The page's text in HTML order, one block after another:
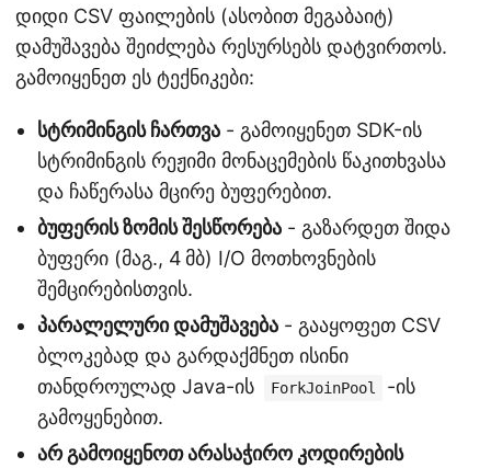
დიდი CSV ფაილების (ასობით მეგაბაიტ)
დამუშავება შეიძლება რესურსებს დატვირთოს.
გამოიყენეთ ეს ტექნიკები:
სტრიმინგის ჩართვა - გამოიყენეთ SDK-ის
სტრიმინგის რეჟიმი მონაცემების წაკითხვასა
და ჩაწერასა მცირე ბუფერებით.
ბუფერის ზომის შესწორება - გაზარდეთ შიდა
ბუფერი (მაგ., 4 მბ) I/O მოთხოვნების
შემცირებისთვის.
პარალელური დამუშავება - გააყოფეთ CSV
ბლოკებად და გარდაქმნეთ ისინი
თანდროულად Java-ის
ForkJoinPool
-ის
გამოყენებით.
არ გამოიყენოთ არასაჭირო კოდირების